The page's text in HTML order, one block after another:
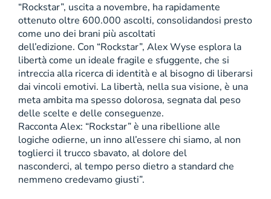
“Rockstar”, uscita a novembre, ha rapidamente
ottenuto oltre 600.000 ascolti, consolidandosi presto
come uno dei brani più ascoltati
dell’edizione. Con “Rockstar”, Alex Wyse esplora la
libertà come un ideale fragile e sfuggente, che si
intreccia alla ricerca di identità e al bisogno di liberarsi
dai vincoli emotivi. La libertà, nella sua visione, è una
meta ambita ma spesso dolorosa, segnata dal peso
delle scelte e delle conseguenze.
Racconta Alex: “Rockstar” è una ribellione alle
logiche odierne, un inno all’essere chi siamo, al non
toglierci il trucco sbavato, al dolore del
nasconderci, al tempo perso dietro a standard che
nemmeno credevamo giusti”.